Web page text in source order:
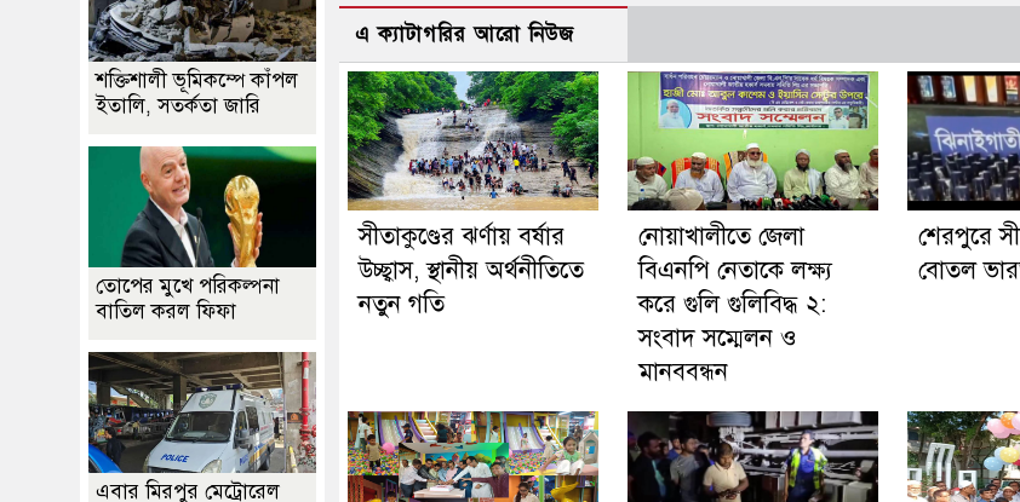
এ ক্যাটাগরির আরো নিউজ
সীতাকুণ্ডের ঝর্ণায় বর্ষার
উচ্ছ্বাস, স্থানীয় অর্থনীতিতে
নতুন গতি
নোয়াখালীতে জেলা
বিএনপি নেতাকে লক্ষ্য
করে গুলি গুলিবিদ্ধ ২:
সংবাদ সম্মেলন ও
মানববন্ধন
শেরপুরে
বোতল
শক্তিশালী ভূমিকম্পে কাঁপল
ইতালি, সতর্কতা জারি
তোপের মুখে পরিকল্পনা
বাতিল করল ফিফা
এবার মিরপুর মেট্রোরেল